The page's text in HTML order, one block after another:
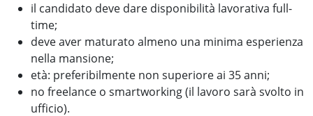
il candidato deve dare disponibilità lavorativa full-
time;
deve aver maturato almeno una minima esperienza
nella mansione;
età: preferibilmente non superiore ai 35 anni;
no freelance o smartworking (il lavoro sarà svolto in
ufficio).